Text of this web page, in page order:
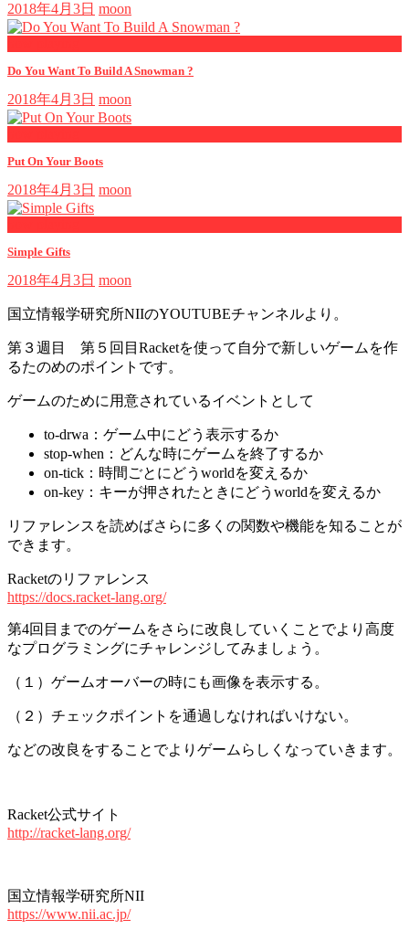
2018年4月3日 moon
Do You Want To Build A Snowman ?
2018年4月3日 moon
Put On Your Boots
2018年4月3日 moon
Simple Gifts
2018年4月3日 moon
国立情報学研究所NIIのYOUTUBEチャンネルより。
第３週目 第５回目Racketを使って自分で新しいゲームを作
るたのめのポイントです。
ゲームのために用意されているイベントとして
to-drwa：ゲーム中にどう表示するか
stop-when：どんな時にゲームを終了するか
on-tick：時間ごとにどうworldを変えるか
on-key：キーが押されたときにどうworldを変えるか
リファレンスを読めばさらに多くの関数や機能を知ることが
できます。
Racketのリファレンス
https://docs.racket-lang.org/
第4回目までのゲームをさらに改良していくことでより高度
なプログラミングにチャレンジしてみましょう。
（１）ゲームオーバーの時にも画像を表示する。
（２）チェックポイントを通過しなければいけない。
などの改良をすることでよりゲームらしくなっていきます。
Racket公式サイト
http://racket-lang.org/
国立情報学研究所NII
https://www.nii.ac.jp/